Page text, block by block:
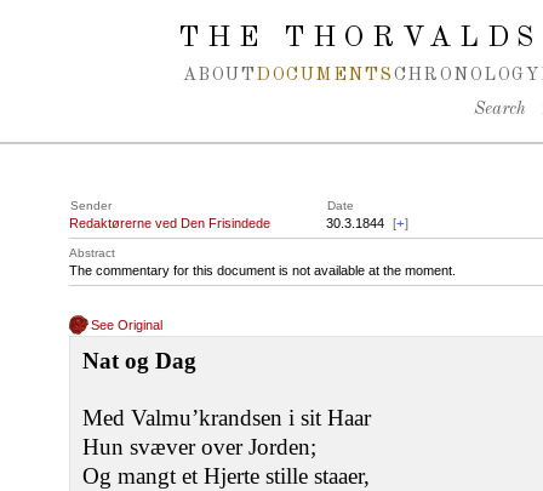
Spring navigation over
THE
ABOUT DOCUMENTS CHRONOLOGY
Search
Sender Date
Redaktørerne ved Den Frisindede 30.3.1844 [+]
Abstract
The commentary for this document is not available at the moment.
See Original
Nat og Dag
Med Valmu’krandsen i sit Haar
Hun svæver over Jorden;
Og mangt et Hjerte stille staaer,